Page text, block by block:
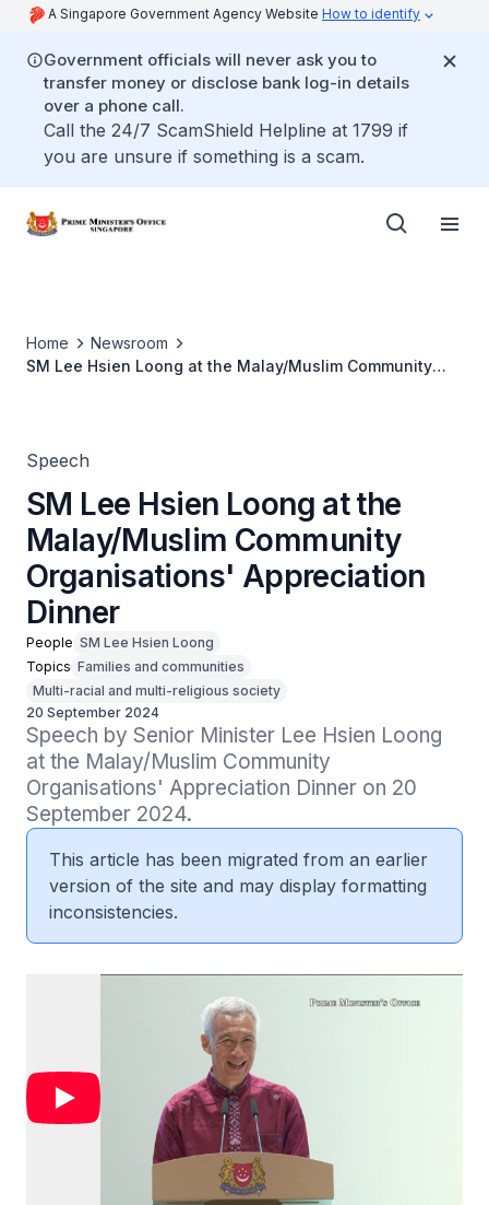
A Singapore Government Agency Website How to identify
Government officials will never ask you to
transfer money or disclose bank log-in details
over a phone call.
Call the 24/7 ScamShield Helpline at 1799 if
you are unsure if something is a scam.
Home
Newsroom
SM Lee Hsien Loong at the Malay/Muslim Community
Speech
SM Lee Hsien Loong at the
Malay/Muslim Community
Organisations' Appreciation
Dinner
People SM Lee Hsien Loong
Topics Families and communities
Multi-racial and multi-religious society
20 September 2024
Speech by Senior Minister Lee Hsien Loong
at the Malay/Muslim Community
Organisations' Appreciation Dinner on 20
September 2024.
This article has been migrated from an earlier
version of the site and may display formatting
inconsistencies.